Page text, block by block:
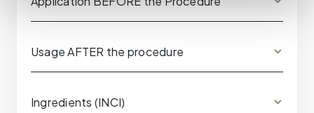
Usage AFTER the procedure
Ingredients (INCI)